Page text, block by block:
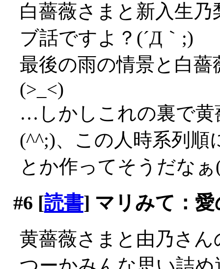
白薔薇さまと新入生
ブ話ですよ？(´Д｀;)
最後の雨の情景と白
(>_<)
…しかしこれの裏で黄
(^^;)、この人時系列
とか作ってそうだなぁ
#6 [読書] マリみて：
黄薔薇さまと由乃さ